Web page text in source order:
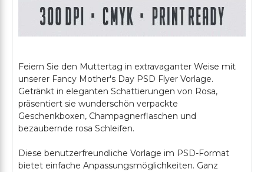
Feiern Sie den Muttertag in extravaganter Weise mit
unserer Fancy Mother's Day PSD Flyer Vorlage.
Getränkt in eleganten Schattierungen von Rosa,
präsentiert sie wunderschön verpackte
Geschenkboxen, Champagnerflaschen und
bezaubernde rosa Schleifen.
Diese benutzerfreundliche Vorlage im PSD-Format
bietet einfache Anpassungsmöglichkeiten. Ganz